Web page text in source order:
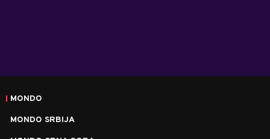
MONDO
MONDO SRBIJA